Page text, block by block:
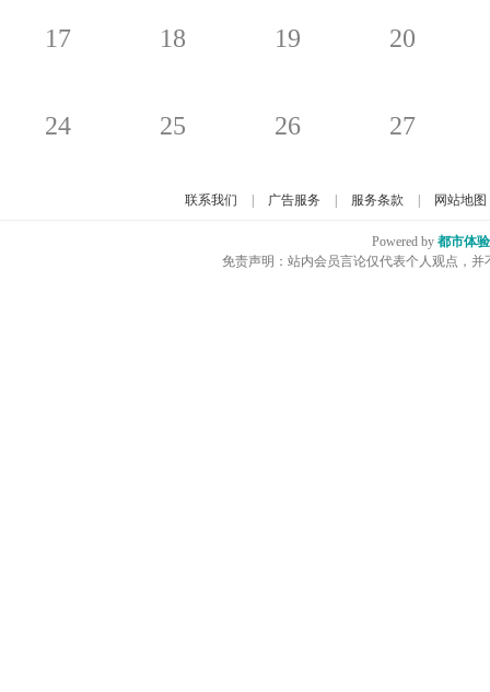
17 18 19 20
24 25 26 27
联系我们 广告服务 服务条款 网站地图
Powered by 都市体
免责声明：站内会员言论仅代表个人观点，